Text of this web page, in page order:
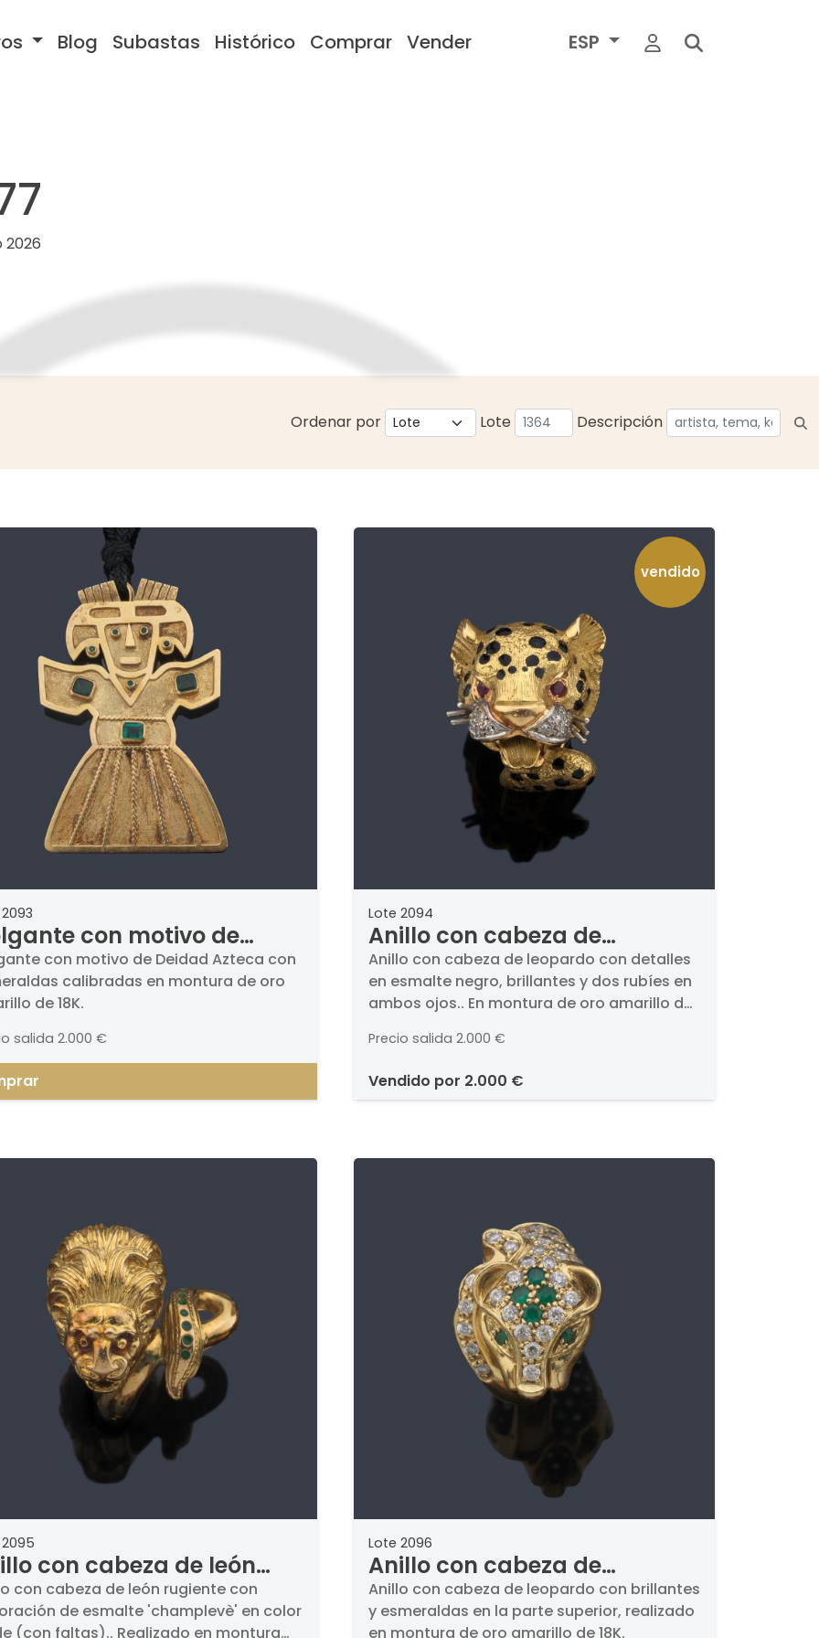
Blog Subastas Histórico Comprar Vender ESP
2026
Ordenar por Lote Descripción
con motivo de
Azteca con
calibradas en
de oro amarillo de
con motivo de Deidad Azteca con
calibradas en montura de oro
de 18K.
salida 2.000 €
vendido
Lote 2094
Anillo con cabeza de
leopardo con detalles en
esmalte negro, brillantes y
dos rubíes en ambos ojos.
Anillo con cabeza de leopardo con detalles
en esmalte negro, brillantes y dos rubíes en
ambos ojos.. En montura de oro amarillo de
Precio salida 2.000 €
vendido por 2.000 €
con cabeza de león
con decoración de
'champlevè' en color
con cabeza de león rugiente con
de esmalte 'champlevè' en color
(con faltas).. Realizado en montura
Lote 2096
Anillo con cabeza de
leopardo con brillantes y
esmeraldas en la parte
Anillo con cabeza de leopardo con brillantes
y esmeraldas en la parte superior, realizado
en montura de oro amarillo de 18K.